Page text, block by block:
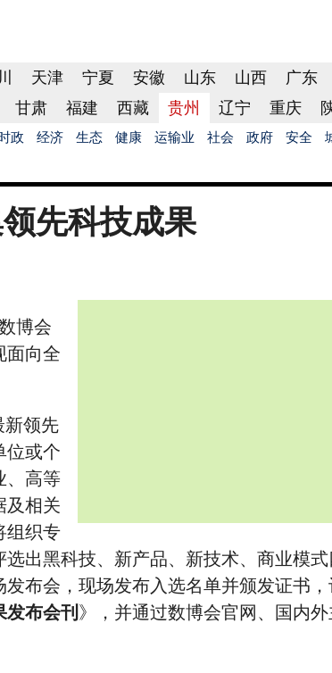
天津 宁夏 安徽 山东 山西 广东
甘肃 福建 西藏 贵州 辽宁 重庆
时政 经济 生态 健康 运输业 社会 政府 安全
先科技成果
博会
面向全
新领先
位或个
、高等
及相关
组织专
出黑科技、新产品、新技术、商业模式
布会，现场发布入选名单并颁发证书
布会刊 》，并通过数博会官网、国内外